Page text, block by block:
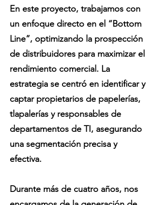
En este proyecto, trabajamos con
un enfoque directo en el “Bottom
Line”, optimizando la prospección
de distribuidores para maximizar el
rendimiento comercial. La
estrategia se centró en identificar y
captar propietarios de papelerías,
tlapalerías y responsables de
departamentos de TI, asegurando
una segmentación precisa y
efectiva.
Durante más de cuatro años, nos